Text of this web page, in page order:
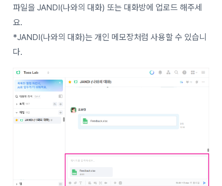
파일을 JANDI(나와의 대화) 또는 대화방에 업로드 해주세
요.
*JANDI(나와의 대화)는 개인 메모장처럼 사용할 수 있습니
다.